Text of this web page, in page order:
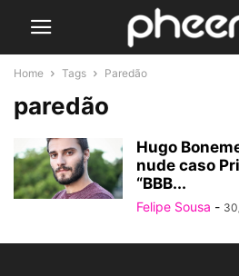
Home Tags Paredão
paredão
Hugo
nude caso
“BBB...
Felipe Sousa -